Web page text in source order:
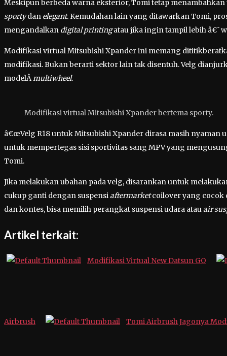
Meskipun berbeda warna eksterior, Tomi tetap
sportydan elegant. Kemudahan lain yang ditawarkan Tomi,
mengandalkan digital printingatau jika ingin tampil lebih
Modifikasi virtual Mitsubishi Xpander ini memang
modifikasi. Bukan berarti sektor lain tak disentuh. Velg
modelÂmultiwheel.
Modifikasi virtual Mitsubishi Xpander bertema sporty.
â€œVelg R18 untuk Mitsubishi Xpander dirasa masih nyaman
untuk mempertegas sisi sportivitas sang MPV yang
Tomi.
Jika melakukan ubahan pada velg, disarankan untuk
cukup ganti dengan suspensiaftermarketcoilover yang cocok
dan kontes, bisa memilih perangkat suspensi udara atauair
Artikel terkait:
Modifikasi Virtual New Datsun GO
Airbrush Tomi Airbrush Jagonya